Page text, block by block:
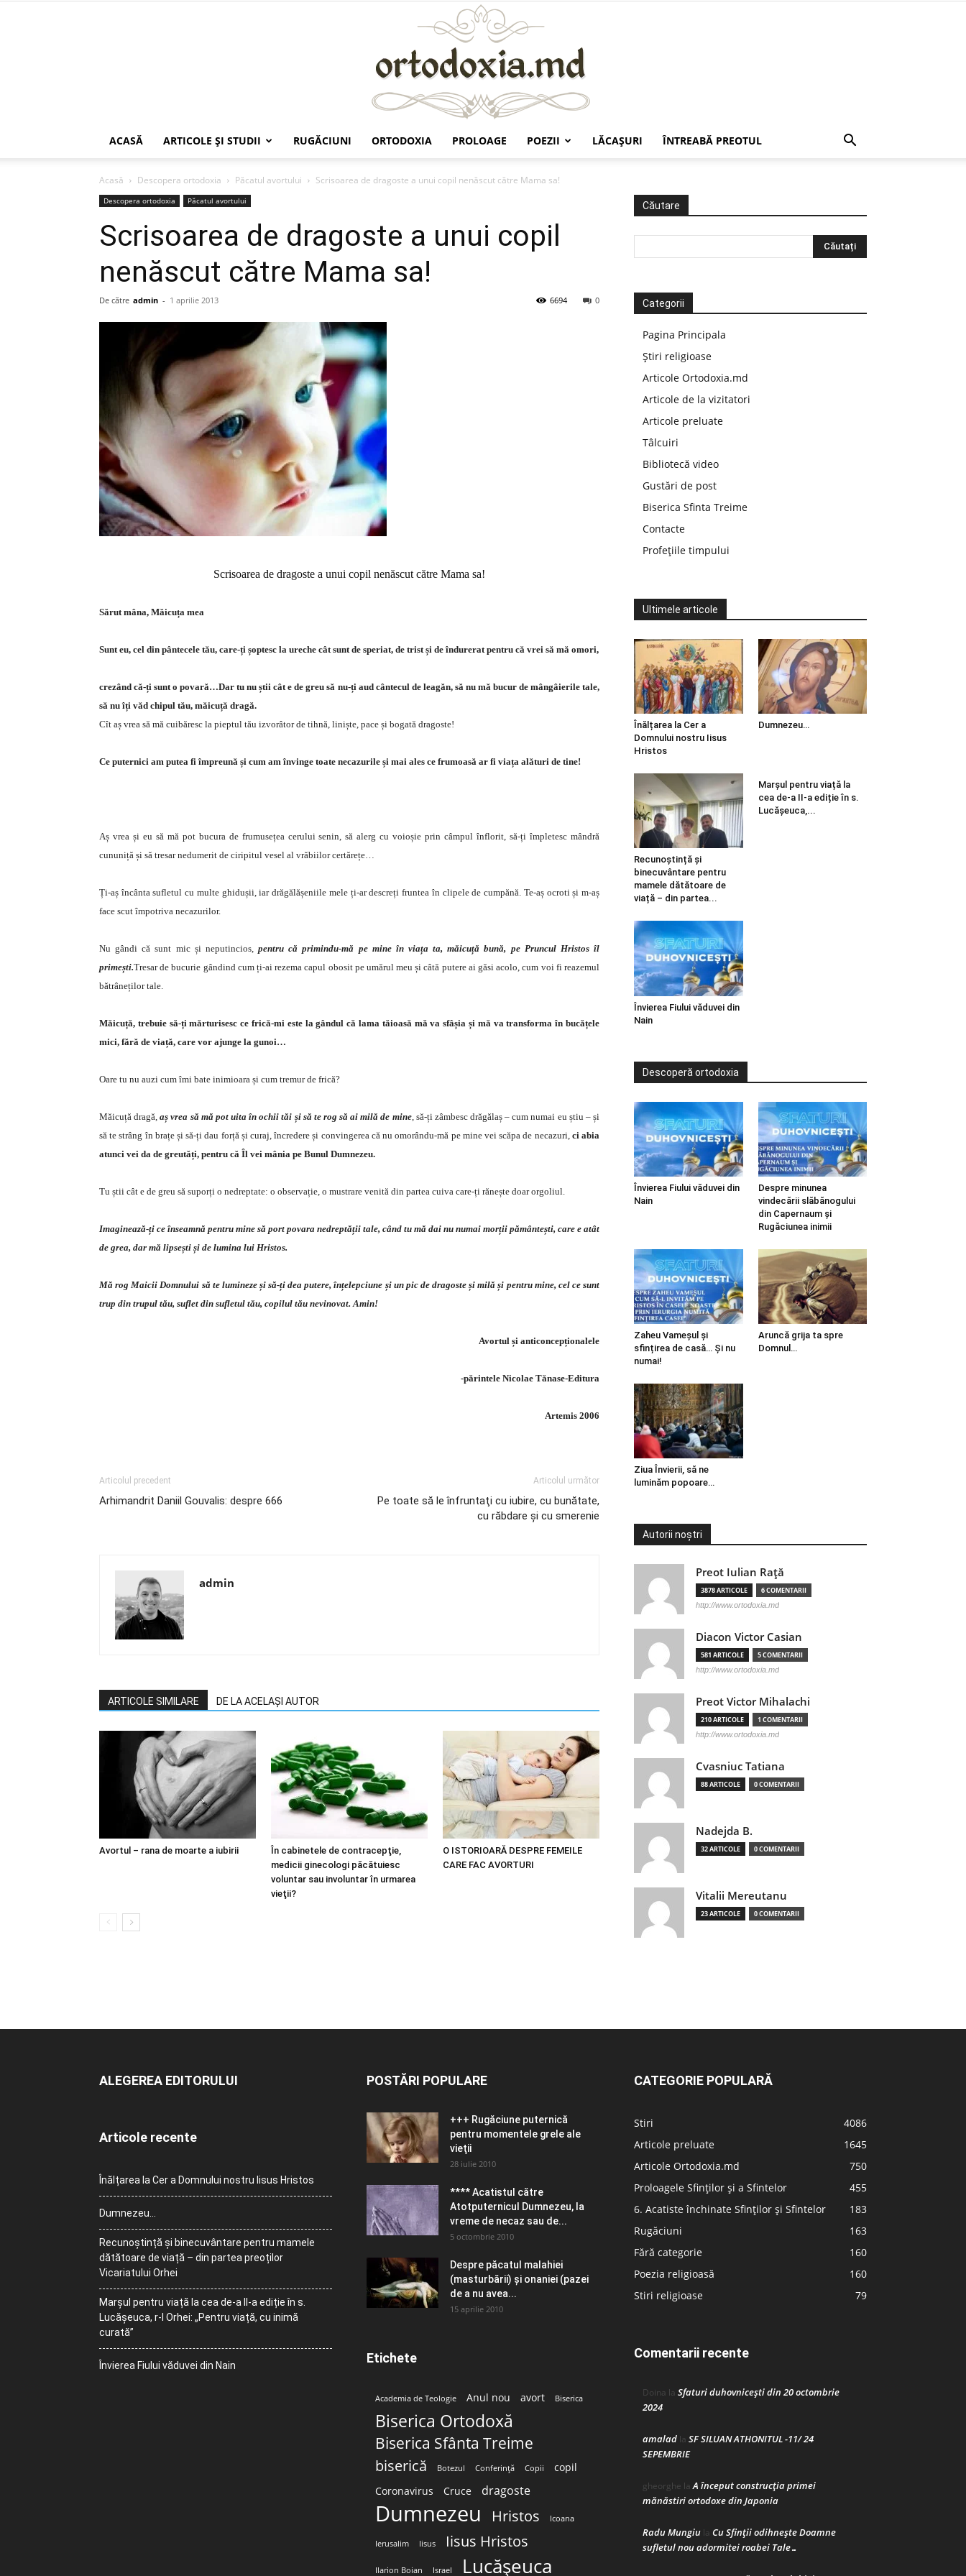
ACASĂ ARTICOLE ŞI STUDII RUGĂCIUNI ORTODOXIA PROLOAGE POEZII LĂCAŞURI ÎNTREABĂ PREOTUL
Acasă Descopera ortodoxia Păcatul avortului Scrisoarea de dragoste a unui copil nenăscut către Mama sa!
Descopera ortodoxia Păcatul avortului
Scrisoarea de dragoste a unui copil
nenăscut către Mama sa!
De către admin - 1 aprilie 2013 0
6694
Scrisoarea de dragoste a unui copil nenăscut către Mama sa!
Sărut mâna, Măicuța mea
Sunt eu, cel din pântecele tău, care-ți șoptesc la ureche cât sunt de speriat, de trist și de îndurerat pentru că vrei să mă omori,
crezând că-ți sunt o povară…Dar tu nu știi cât e de greu să nu-ți aud cântecul de leagăn, să nu mă bucur de mângâierile tale,
să nu îți văd chipul tău, măicuță dragă.
Cît aș vrea să mă cuibăresc la pieptul tău izvorâtor de tihnă, liniște, pace și bogată dragoste!
Ce puternici am putea fi împreună și cum am învinge toate necazurile și mai ales ce frumoasă ar fi viața alături de tine!
Aș vrea și eu să mă pot bucura de frumusețea cerului senin, să alerg cu voioșie prin câmpul înflorit, să-ți împletesc mândră
cununiță și să tresar nedumerit de ciripitul vesel al vrăbiilor certărețe…
Ți-aș încânta sufletul cu multe ghidușii, iar drăgălășeniile mele ți-ar descreți fruntea în clipele de cumpănă. Te-aș ocroti și m-aș
face scut împotriva necazurilor.
Nu gândi că sunt mic și neputincios,pentru că primindu-mă pe mine în viața ta, măicuță bună, pe Pruncul Hristos îl
primești.Tresar de bucurie gândind cum ți-ai rezema capul obosit pe umărul meu și câtă putere ai găsi acolo, cum voi fi reazemul
bătrâneților tale.
Măicuță, trebuie să-ți mărturisesc ce frică-mi este la gândul că lama tăioasă mă va sfâșia și mă va transforma în bucățele
mici, fără de viață, care vor ajunge la gunoi…
Oare tu nu auzi cum îmi bate inimioara și cum tremur de frică?
Măicuță dragă,aș vrea să mă pot uita în ochii tăi și să te rog să ai milă de mine, să-ți zâmbesc drăgălaș – cum numai eu știu – și
să te strâng în brațe și să-ți dau forță și curaj, încredere și convingerea că nu omorându-mă pe mine vei scăpa de necazuri, ci abia
atunci vei da de greutăți, pentru că Îl vei mânia pe Bunul Dumnezeu.
Tu știi cât e de greu să suporți o nedreptate: o observație, o mustrare venită din partea cuiva care-ți rănește doar orgoliul.
Imaginează-ți ce înseamnă pentru mine să port povara nedreptății tale, când tu mă dai nu numai morții pământești, care e atât
de grea, dar mă lipsești și de lumina lui Hristos.
Mă rog Maicii Domnului să te lumineze și să-ți dea putere, înțelepciune și un pic de dragoste și milă și pentru mine, cel ce sunt
trup din trupul tău, suflet din sufletul tău, copilul tău nevinovat. Amin!
Avortul și anticoncepționalele
-părintele Nicolae Tănase-Editura
Artemis 2006
Articolul precedent
Arhimandrit Daniil Gouvalis: despre 666
Articolul următor
Pe toate să le înfruntaţi cu iubire, cu bunătate,
cu răbdare şi cu smerenie
admin
ARTICOLE SIMILARE DE LA ACELAȘI AUTOR
Avortul – rana de moarte a iubirii
În cabinetele de contracepţie,
medicii ginecologi păcătuiesc
voluntar sau involuntar în urmarea
vieţii?
O ISTORIOARĂ DESPRE FEMEILE
CARE FAC AVORTURI
Căutare
Categorii
Pagina Principala
Știri religioase
Articole Ortodoxia.md
Articole de la vizitatori
Articole preluate
Tâlcuiri
Bibliotecă video
Gustări de post
Biserica Sfinta Treime
Contacte
Profețiile timpului
Ultimele articole
Înălțarea la Cer a
Domnului nostru Iisus
Hristos
Dumnezeu…
Recunoștință și
binecuvântare pentru
mamele dătătoare de
viață – din partea...
Marșul pentru viață la
cea de-a II-a ediție în s.
Lucășeuca,...
Învierea Fiului văduvei din
Nain
Descoperă ortodoxia
Învierea Fiului văduvei din
Nain
Despre minunea
vindecării slăbănogului
din Capernaum și
Rugăciunea inimii
Zaheu Vameșul și
sfințirea de casă… Și nu
numai!
Aruncă grija ta spre
Domnul…
Ziua Învierii, să ne
luminăm popoare…
Autorii noștri
Preot Iulian Raţă
3878 ARTICOLE 6 COMENTARII
http://www.ortodoxia.md
Diacon Victor Casian
581 ARTICOLE 5 COMENTARII
http://www.ortodoxia.md
Preot Victor Mihalachi
210 ARTICOLE 1 COMENTARII
http://www.ortodoxia.md
Cvasniuc Tatiana
88 ARTICOLE 0 COMENTARII
Nadejda B.
32 ARTICOLE 0 COMENTARII
Vitalii Mereutanu
23 ARTICOLE 0 COMENTARII
ALEGEREA EDITORULUI
Articole recente
Înălțarea la Cer a Domnului nostru Iisus Hristos
Dumnezeu…
Recunoștință și binecuvântare pentru mamele
dătătoare de viață – din partea preoților
Vicariatului Orhei
Marșul pentru viață la cea de-a II-a ediție în s.
Lucășeuca, r-l Orhei: „Pentru viață, cu inimă
curată”
Învierea Fiului văduvei din Nain
POSTĂRI POPULARE
+++ Rugăciune puternică
pentru momentele grele ale
vieţii
28 iulie 2010
**** Acatistul către
Atotputernicul Dumnezeu, la
vreme de necaz sau de...
5 octombrie 2010
Despre păcatul malahiei
(masturbării) şi onaniei (pazei
de a nu avea...
15 aprilie 2010
Etichete
Academia de Teologie Anul nou avort Biserica
Biserica Ortodoxă
Biserica Sfânta Treime
biserică Botezul Conferință Copii
copil
Coronavirus
Cruce dragoste
Dumnezeu Hristos Icoana
Ierusalim Iisus Iisus Hristos
Ilarion Boian Israel Lucășeuca
CATEGORIE POPULARĂ
Stiri
4086
Articole preluate
1645
Articole Ortodoxia.md
750
Proloagele Sfinților și a Sfintelor
455
6. Acatiste închinate Sfinților și Sfintelor
183
Rugăciuni
163
Fără categorie
160
Poezia religioasă
160
Stiri religioase
79
Comentarii recente
Doina la Sfaturi duhovnicești din 20 octombrie
2024
amalad la SF SILUAN ATHONITUL -11/ 24
SEPEMBRIE
gheorghe laA început construcţia primei
mănăstiri ortodoxe din Japonia
Radu Mungiu la Cu Sfinții odihnește Doamne
sufletul nou adormitei roabei Tale…